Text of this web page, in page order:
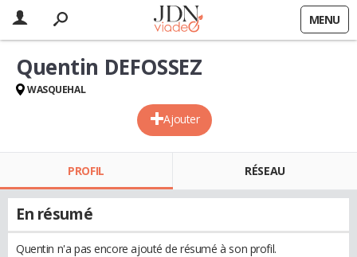
MENU
Ajouter
Quentin DEFOSSEZ
WASQUEHAL
PROFIL RÉSEAU
En résumé
Quentin n'a pas encore ajouté de résumé à son profil.